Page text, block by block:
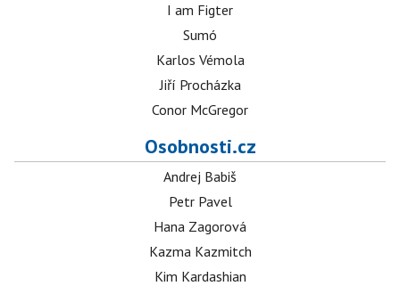
I am Figter
Sumó
Karlos Vémola
Jiří Procházka
Conor McGregor
Osobnosti.cz
Andrej Babiš
Petr Pavel
Hana Zagorová
Kazma Kazmitch
Kim Kardashian